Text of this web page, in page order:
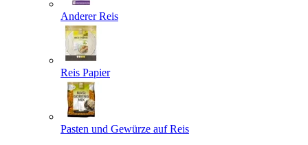
Anderer Reis
Reis Papier
Pasten und Gewürze auf Reis